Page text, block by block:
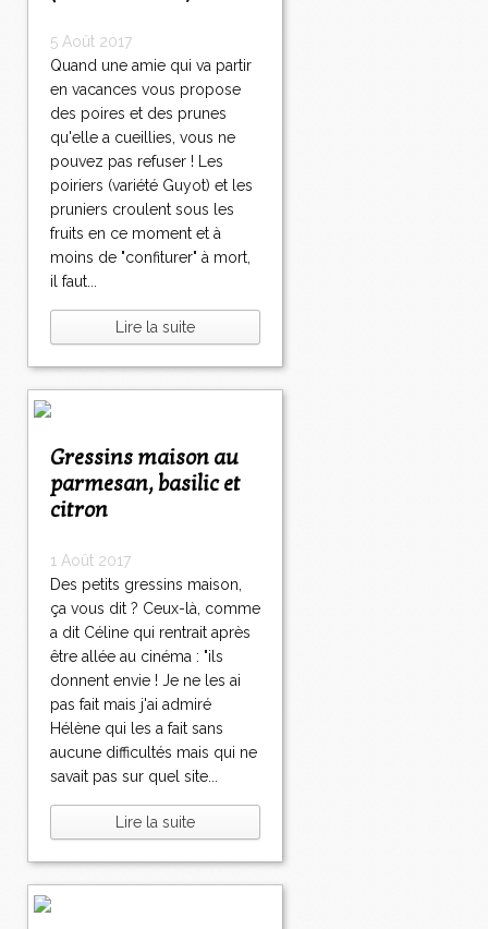
5 Août 2017
Quand une amie qui va partir
en vacances vous propose
des poires et des prunes
qu'elle a cueillies, vous ne
pouvez pas refuser ! Les
poiriers (variété Guyot) et les
pruniers croulent sous les
fruits en ce moment et à
moins de "confiturer" à mort,
il faut...
Lire la suite
Gressins maison au
parmesan, basilic et
citron
1 Août 2017
Des petits gressins maison,
ça vous dit ? Ceux-là, comme
a dit Céline qui rentrait après
être allée au cinéma : "ils
donnent envie ! Je ne les ai
pas fait mais j'ai admiré
Hélène qui les a fait sans
aucune difficultés mais qui ne
savait pas sur quel site...
Lire la suite